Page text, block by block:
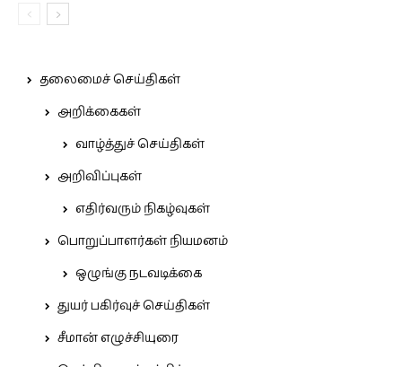
தலைமைச் செய்திகள்
அறிக்கைகள்
வாழ்த்துச் செய்திகள்
அறிவிப்புகள்
எதிர்வரும் நிகழ்வுகள்
பொறுப்பாளர்கள் நியமனம்
ஒழுங்கு நடவடிக்கை
துயர் பகிர்வுச் செய்திகள்
சீமான் எழுச்சியுரை